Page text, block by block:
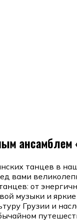
ансамблем
танцев в
вами
от
музыки и
Грузии и